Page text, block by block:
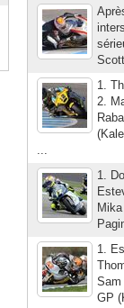
1.
2.
...
1.
1.
Sam
GP